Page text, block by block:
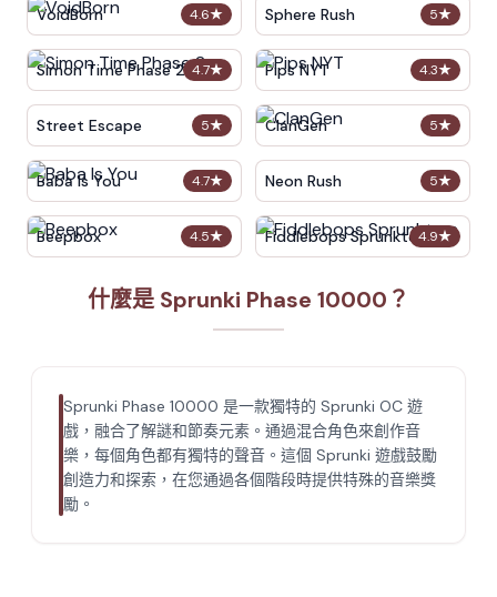
4.6★
VoidBorn 5★
Sphere Rush
4.7★
Simon Time Phase 2 4.3★
Pips NYT
5★
Street Escape 5★
ClanGen
4.7★
Baba Is You 5★
Neon Rush
4.5★
Beepbox 4.9★
Fiddlebops Sprunkters
什麼是 Sprunki Phase 10000？
Sprunki Phase 10000 是一款獨特的 Sprunki OC 遊
戲，融合了解謎和節奏元素。通過混合角色來創作音
樂，每個角色都有獨特的聲音。這個 Sprunki 遊戲鼓勵
創造力和探索，在您通過各個階段時提供特殊的音樂獎
勵。